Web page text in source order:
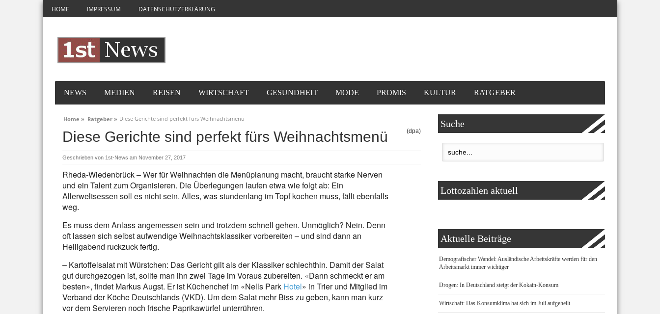
HOME IMPRESSUM DATENSCHUTZERKLÄRUNG
NEWS MEDIEN REISEN WIRTSCHAFT GESUNDHEIT MODE PROMIS KULTUR RATGEBER
Home » Ratgeber » Diese Gerichte sind perfekt fürs Weihnachtsmenü
Diese Gerichte sind perfekt fürs Weihnachtsmenü (dpa)
Geschrieben von 1st-News am November 27, 2017
Rheda-Wiedenbrück – Wer für Weihnachten die Menüplanung macht, braucht starke Nerven
und ein Talent zum Organisieren. Die Überlegungen laufen etwa wie folgt ab: Ein
Allerweltsessen soll es nicht sein. Alles, was stundenlang im Topf kochen muss, fällt ebenfalls
weg.
Es muss dem Anlass angemessen sein und trotzdem schnell gehen. Unmöglich? Nein. Denn
oft lassen sich selbst aufwendige Weihnachtsklassiker vorbereiten – und sind dann an
Heiligabend ruckzuck fertig.
– Kartoffelsalat mit Würstchen: Das Gericht gilt als der Klassiker schlechthin. Damit der Salat
gut durchgezogen ist, sollte man ihn zwei Tage im Voraus zubereiten. «Dann schmeckt er am
besten», findet Markus Augst. Er ist Küchenchef im «Nells Park Hotel» in Trier und Mitglied im
Verband der Köche Deutschlands (VKD). Um dem Salat mehr Biss zu geben, kann man kurz
vor dem Servieren noch frische Paprikawürfel unterrühren.
Suche
Lottozahlen aktuell
Aktuelle Beiträge
Demografischer Wandel: Ausländische Arbeitskräfte werden für den
Arbeitsmarkt immer wichtiger
Drogen: In Deutschland steigt der Kokain-Konsum
Wirtschaft: Das Konsumklima hat sich im Juli aufgehellt